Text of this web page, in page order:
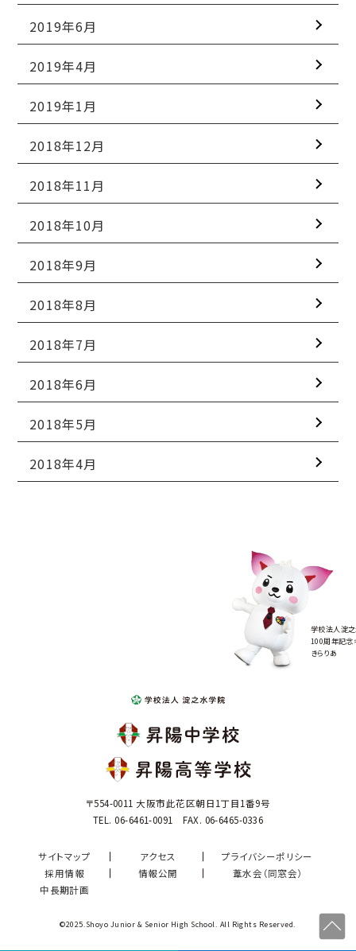
2019年6月
2019年4月
2019年1月
2018年12月
2018年11月
2018年10月
2018年9月
2018年8月
2018年7月
2018年6月
2018年5月
2018年4月
学校法人淀
100周年記念
きらりあ
〒554-0011 大阪市此花区朝日1丁目1番9号
TEL. 06-6461-0091 FAX. 06-6465-0336
サイトマップ アクセス
プライバシーポリシー
採用情報
情報公開
葦水会（同窓会）
中長期計画
©2025.Shoyo Junior & Senior High School. All Rights Reserved.